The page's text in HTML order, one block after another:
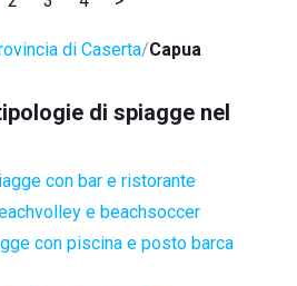
di Caserta Capua
di spiagge nel
con bar e ristorante
e beachsoccer
con piscina e posto barca